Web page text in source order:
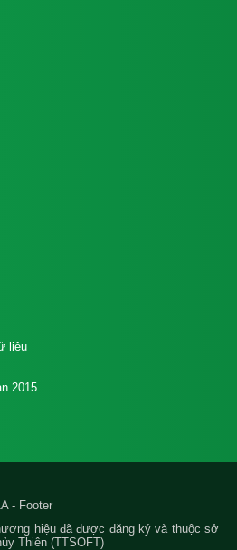
liệu
2015
hiệu đã được đăng ký và thuộc sở
Thiên (TTSOFT)